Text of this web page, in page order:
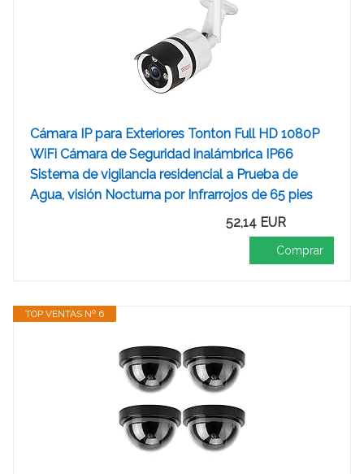
Cámara IP para Exteriores Tonton Full HD 1080P
WiFi Cámara de Seguridad inalámbrica IP66
Sistema de vigilancia residencial a Prueba de
Agua, visión Nocturna por Infrarrojos de 65 pies
52,14 EUR
Comprar
TOP VENTAS Nº 6